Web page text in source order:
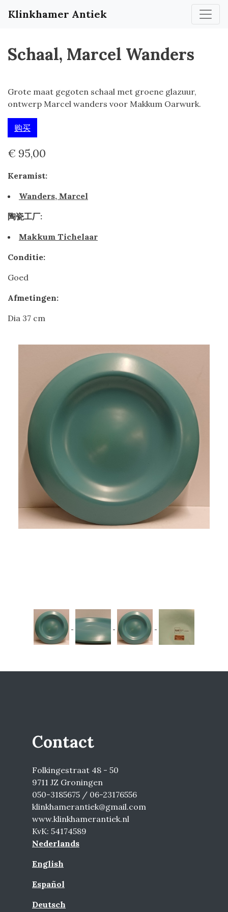
Klinkhamer Antiek
Schaal, Marcel Wanders
Grote maat gegoten schaal met groene glazuur,
ontwerp Marcel wanders voor Makkum Oarwurk.
购买
€ 95,00
Keramist:
Wanders, Marcel
陶瓷工厂:
Makkum Tichelaar
Conditie:
Goed
Afmetingen:
Dia 37 cm
Contact
Folkingestraat 48 - 50
9711 JZ Groningen
050-3185675 / 06-23176556
klinkhamerantiek@gmail.com
www.klinkhamerantiek.nl
KvK: 54174589
Nederlands
English
Español
Deutsch